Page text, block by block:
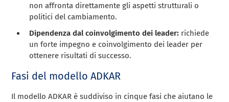
non affronta direttamente gli aspetti strutturali o
politici del cambiamento.
Dipendenza dal coinvolgimento dei leader: richiede
un forte impegno e coinvolgimento dei leader per
ottenere risultati di successo.
Fasi del modello ADKAR
Il modello ADKAR è suddiviso in cinque fasi che aiutano le